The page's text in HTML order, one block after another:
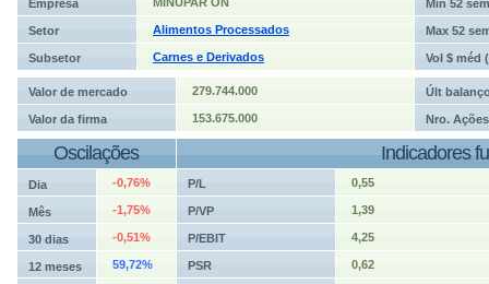
Empresa Min 52 sem
Setor Alimentos Processados Max 52
Subsetor Carnes e Derivados Vol $ méd
Valor de mercado 279.744.000 Últ
Valor da firma 153.675.000 Nro. Ações
Oscilações Indicadores
Dia -0,76% P/L 0,55
Mês -1,75% P/VP 1,39
30 dias -0,51% P/EBIT 4,25
12 meses 59,72% PSR 0,62